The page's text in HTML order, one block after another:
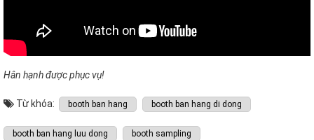
Hân hạnh được phục vụ!
Từ khóa: booth ban hang booth ban hang di dong
booth ban hang luu dong booth sampling